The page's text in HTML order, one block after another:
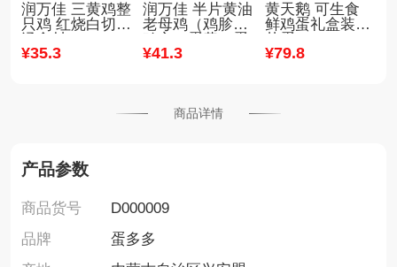
润万佳 三黄鸡整
只鸡 红烧白切煲
汤食材
¥35.3
润万佳 半片黄油
老母鸡（鸡胗、
鸡心、蛋黄、蛋
包）
¥41.3
黄天鹅 可生食
鲜鸡蛋礼盒装无
菌蛋
¥79.8
商品详情
产品参数
商品货号
D000009
品牌
蛋多多